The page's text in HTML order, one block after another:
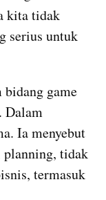
kita tidak
serius untuk
game
Dalam
Ia menyebut
planning, tidak
termasuk